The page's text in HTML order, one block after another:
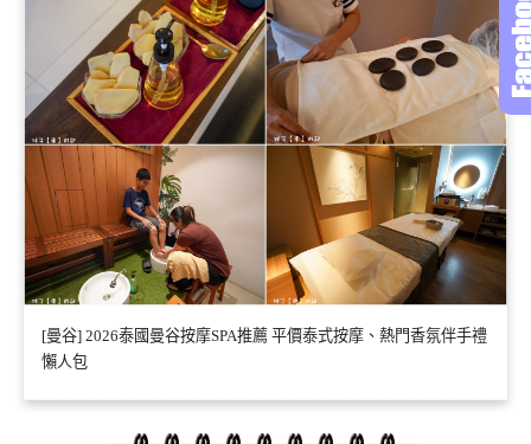
[曼谷] 2026泰國曼谷按摩SPA推薦 平價泰式按摩、熱門香氛伴手禮
懶人包